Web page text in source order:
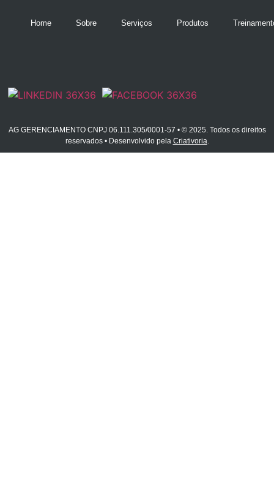
Home Sobre Serviços Produtos
AG GERENCIAMENTO CNPJ 06.111.305/0001-57 • © 2025. Todos os direitos
reservados • Desenvolvido pela Criativoria.